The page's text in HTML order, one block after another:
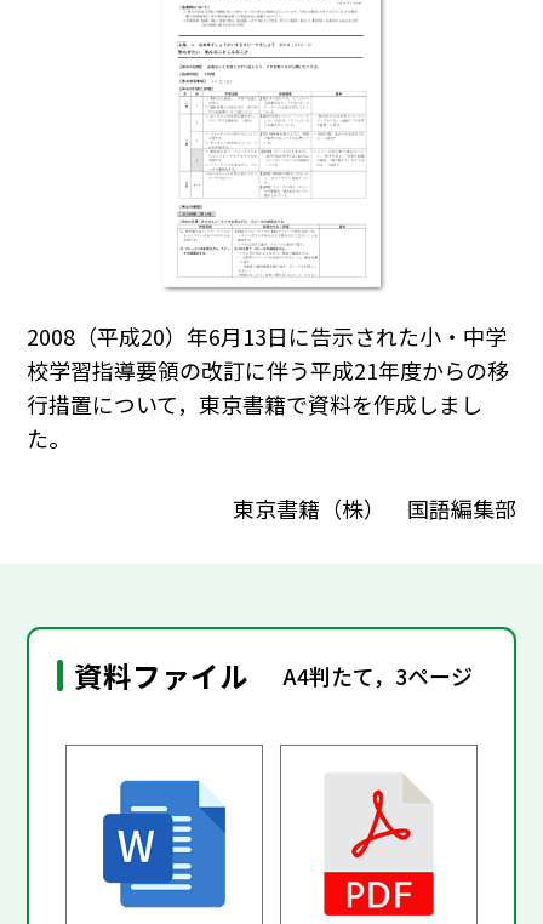
2008（平成20）年6月13日に告示された小・中学
校学習指導要領の改訂に伴う平成21年度からの移
行措置について，東京書籍で資料を作成しまし
た。
東京書籍（株） 国語編集部
資料ファイル A4判たて，3ページ